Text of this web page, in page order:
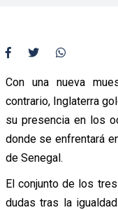
Con una nueva
contrario, Inglaterra
su presencia en los
donde se enfrentará
de Senegal.
El conjunto de los
dudas tras la